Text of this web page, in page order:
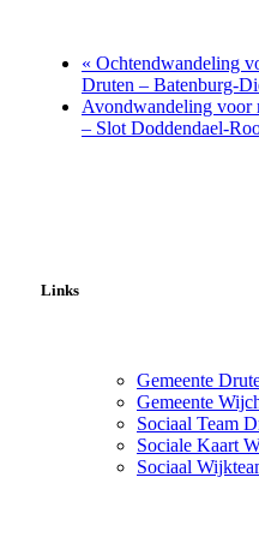
« Ochtendwandeling
Druten – Batenburg-
Avondwandeling voor
– Slot Doddendael-
Links
Gemeente
Gemeente
Sociaal Team
Sociale Kaart
Sociaal